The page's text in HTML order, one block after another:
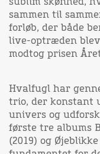
sammen til
forløb, der både
live-optræden blev
modtog prisen
Hvalfugl har
trio, der konstant
univers og
første tre albums
(2019) og